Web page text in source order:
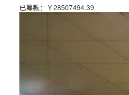
已筹款： ￥28507494.39